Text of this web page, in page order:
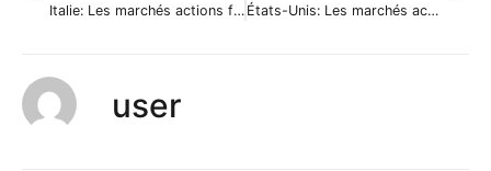
Italie: Les marchés actions finissent en baisse; l’indice Investing.com Italie 40 recule de 0,04% États-Unis: Les marchés actions finissent en baisse; l’indice Dow Jones Industrial Average recule de 0,07%
user